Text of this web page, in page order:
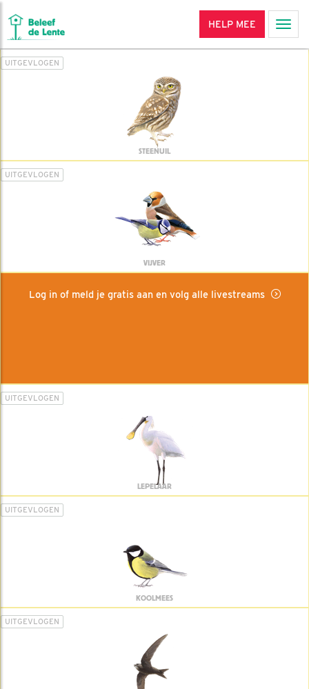
HELP MEE
UITGEVLOGEN
STEENUIL
UITGEVLOGEN
VIJVER
Log in of meld je gratis aan en volg alle livestreams
UITGEVLOGEN
LEPELAAR
UITGEVLOGEN
KOOLMEES
UITGEVLOGEN